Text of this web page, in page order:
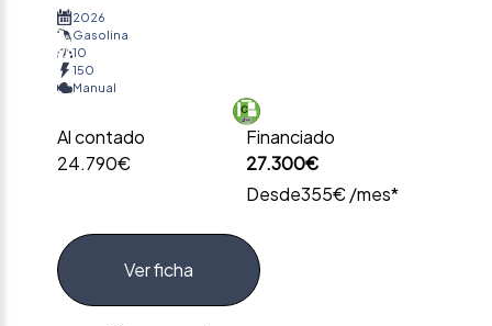
2026
Gasolina
10
150
Manual
Al contado
24.790€
Financiado
27.300€
Desde355€ /mes*
Ver ficha